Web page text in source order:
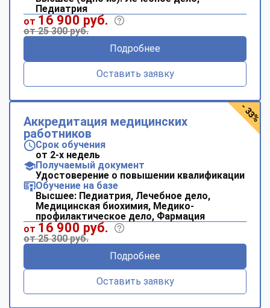
Педиатрия
от 16 900 руб.
от 25 300 руб.
Подробнее
Оставить заявку
Аккредитация медицинских
работников
Срок обучения
от 2-х недель
Получаемый документ
Удостоверение о повышении квалификации
Обучение на базе
Высшее: Педиатрия, Лечебное дело,
Медицинская биохимия, Медико-
профилактическое дело, Фармация
от 16 900 руб.
от 25 300 руб.
Подробнее
Оставить заявку
- 33%